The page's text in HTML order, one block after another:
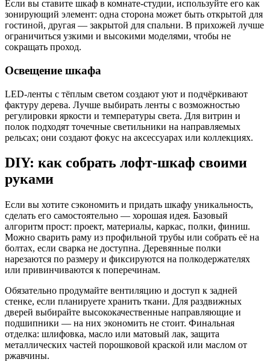
Если вы ставите шкаф в комнате-студии, используйте его как
зонирующий элемент: одна сторона может быть открытой для
гостиной, другая — закрытой для спальни. В прихожей лучше
ограничиться узкими и высокими моделями, чтобы не
сокращать проход.
Освещение шкафа
LED-ленты с тёплым светом создают уют и подчёркивают
фактуру дерева. Лучше выбирать ленты с возможностью
регулировки яркости и температуры света. Для витрин и
полок подходят точечные светильники на направляемых
рельсах; они создают фокус на аксессуарах или коллекциях.
DIY: как собрать лофт-шкаф своими
руками
Если вы хотите сэкономить и придать шкафу уникальность,
сделать его самостоятельно — хорошая идея. Базовый
алгоритм прост: проект, материалы, каркас, полки, финиш.
Можно сварить раму из профильной трубы или собрать её на
болтах, если сварка не доступна. Деревянные полки
нарезаются по размеру и фиксируются на полкодержателях
или привинчиваются к поперечинам.
Обязательно продумайте вентиляцию и доступ к задней
стенке, если планируете хранить ткани. Для раздвижных
дверей выбирайте высококачественные направляющие и
подшипники — на них экономить не стоит. Финальная
отделка: шлифовка, масло или матовый лак, защита
металлических частей порошковой краской или маслом от
ржавчины.